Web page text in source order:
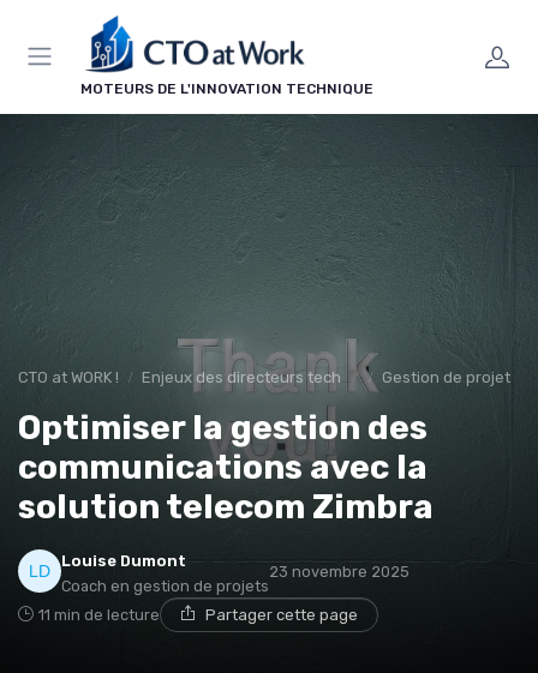
MOTEURS DE L'INNOVATION TECHNIQUE
CTO at WORK ! Enjeux des directeurs techniques Gestion de projet
Optimiser la gestion des
communications avec la
solution telecom Zimbra
Louise Dumont
Coach en gestion de projets
23 novembre 2025
11 min de lecture Partager cette page
Panneau de gestion des cookies